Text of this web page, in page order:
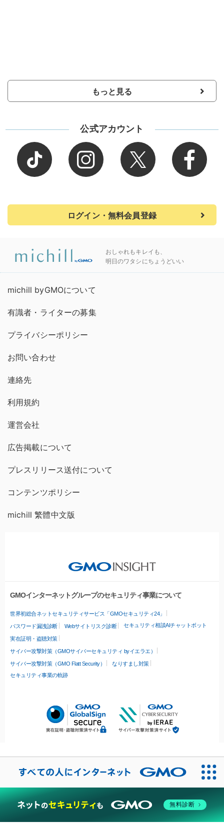
もっと見る
公式アカウント
ログイン・無料会員登録
おしゃれもキレイも、
明日のワタシにちょうどいい
michill byGMOについて
有識者・ライターの募集
プライバシーポリシー
お問い合わせ
連絡先
利用規約
運営会社
広告掲載について
プレスリリース送付について
コンテンツポリシー
michill 繁體中文版
GMOインターネットグループのセキュリティ事業について
世界初総合ネットセキュリティサービス「GMOセキュリティ24」
パスワード漏洩診断 Webサイトリスク診断 セキュリティ相談AIチャットボット
実在証明・盗聴対策
サイバー攻撃対策（GMOサイバーセキュリティ byイエラエ）
サイバー攻撃対策（GMO Flatt Security）
なりすまし対策
セキュリティ事業の軌跡
無料診断